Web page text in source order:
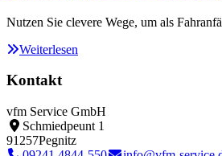
Nutzen Sie clevere Wege, um als
Weiterlesen
Kontakt
vfm Service GmbH
Schmiedpeunt 1
91257Pegnitz